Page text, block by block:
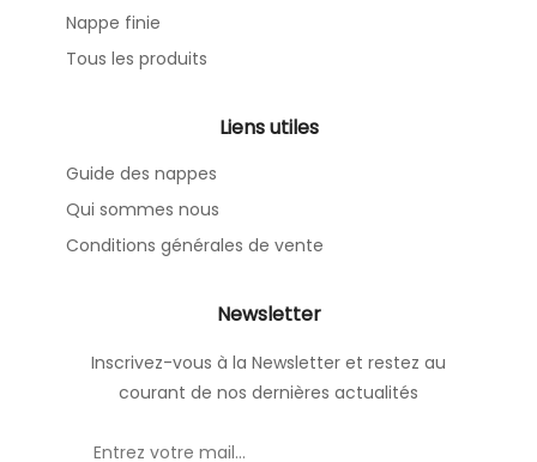
Nappe finie
Tous les produits
Liens utiles
Guide des nappes
Qui sommes nous
Conditions générales de vente
Newsletter
Inscrivez-vous à la Newsletter et restez au
courant de nos dernières actualités